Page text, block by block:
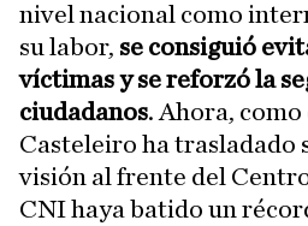
nivel nacional como
su labor, se consiguió
víctimas y se reforzó la
ciudadanos. Ahora,
Casteleiro ha trasladado
visión al frente del
CNI haya batido un